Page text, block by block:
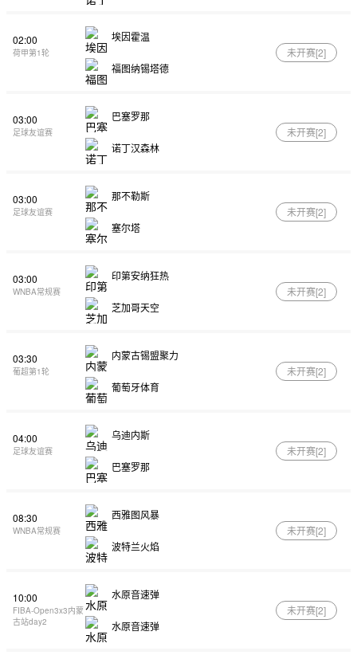
02:00
荷甲第1轮
埃因霍温
福图纳锡塔德
未开赛[2]
03:00
足球友谊赛
巴塞罗那
诺丁汉森林
未开赛[2]
03:00
足球友谊赛
那不勒斯
塞尔塔
未开赛[2]
03:00
WNBA常规赛
印第安纳狂热
芝加哥天空
未开赛[2]
03:30
葡超第1轮
内蒙古锡盟聚力
葡萄牙体育
未开赛[2]
04:00
足球友谊赛
乌迪内斯
巴塞罗那
未开赛[2]
08:30
WNBA常规赛
西雅图风暴
波特兰火焰
未开赛[2]
10:00
FIBA-Open3x3内蒙
古站day2
水原音速弹
水原音速弹
未开赛[2]